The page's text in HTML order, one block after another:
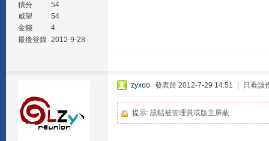
積分
54
威望
54
金錢
4
最後登錄 2012-9-28
zyxoo 發表於 2012-7-29 14:51 只看該
提示: 該帖被管理員或版主屏蔽